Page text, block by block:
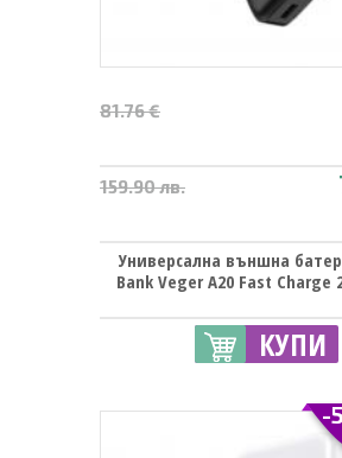
81.76 €
159.90 лв.
Универсална външна
Bank Veger A20 Fast Charge
КУПИ
-